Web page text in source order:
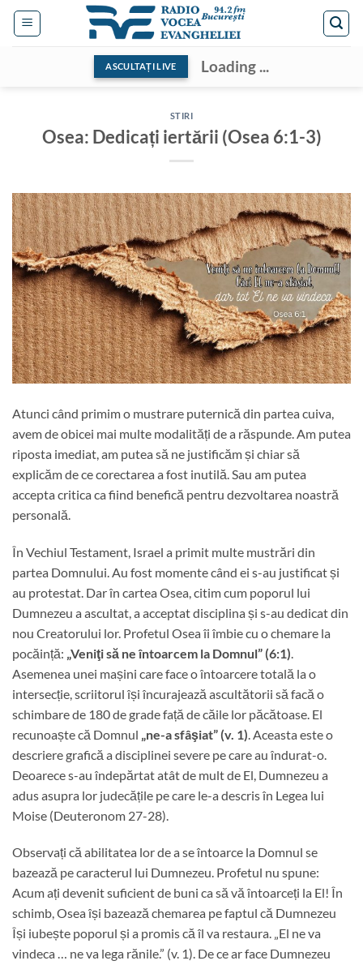
Skip
ASCULTAȚI LIVE Loading ...
STIRI
Osea: Dedicați iertării (Osea 6:1-3)
Atunci când primim o mustrare puternică din partea cuiva,
avem de obicei mai multe modalități de a răspunde. Am putea
riposta imediat, am putea să ne justificăm și chiar să
explicăm de ce corectarea a fost inutilă. Sau am putea
accepta critica ca fiind benefică pentru dezvoltarea noastră
personală.
În Vechiul Testament, Israel a primit multe mustrări din
partea Domnului. Au fost momente când ei s-au justificat și
au protestat. Dar în cartea Osea, citim cum poporul lui
Dumnezeu a ascultat, a acceptat disciplina și s-au dedicat din
nou Creatorului lor. Profetul Osea îi îmbie cu o chemare la
pocăință: „Veniţi să ne întoarcem la Domnul” (6:1)
Asemenea unei mașini care face o întoarcere totală la o
intersecție, scriitorul își încurajează ascultătorii să facă o
schimbare de 180 de grade față de căile lor păcătoase. El
recunoaște că Domnul „ne-a sfâşiat” (v. 1) . Aceasta este o
descriere grafică a disciplinei severe pe care au îndurat-o.
Deoarece s-au îndepărtat atât de mult de El, Dumnezeu a
adus asupra lor judecățile pe care le-a descris în Legea lui
Moise (Deuteronom 27-28).
Observați că abilitatea lor de a se întoarce la Domnul se
bazează pe caracterul lui Dumnezeu. Profetul nu spune:
Acum ați devenit suficient de buni ca să vă întoarceți la El! În
schimb, Osea își bazează chemarea pe faptul că Dumnezeu
Își iubește poporul și a promis că îl va restaura. „El ne va
vindeca … ne va lega rănile.” (v. 1). De ce ar face Dumnezeu